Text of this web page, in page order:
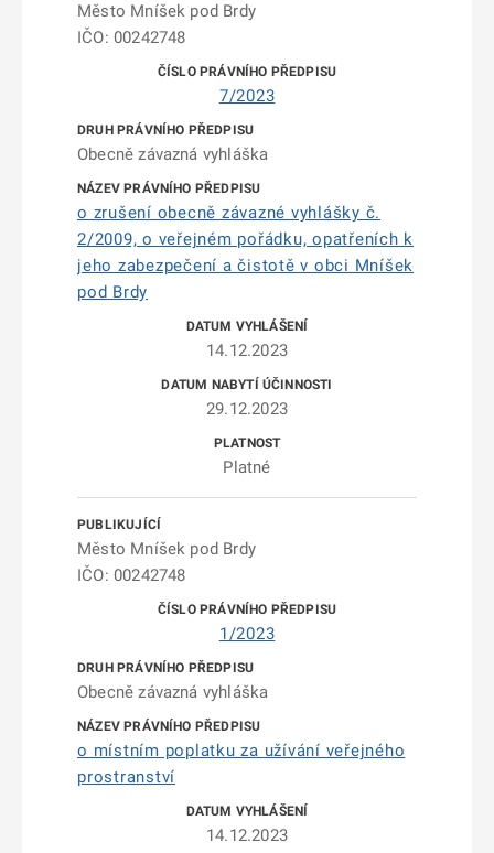
Město Mníšek pod Brdy
IČO: 00242748
7/2023
Obecně závazná vyhláška
o zrušení obecně závazné vyhlášky č.
2/2009, o veřejném pořádku, opatřeních k
jeho zabezpečení a čistotě v obci Mníšek
pod Brdy
14.12.2023
29.12.2023
Platné
Město Mníšek pod Brdy
IČO: 00242748
1/2023
Obecně závazná vyhláška
o místním poplatku za užívání veřejného
prostranství
14.12.2023